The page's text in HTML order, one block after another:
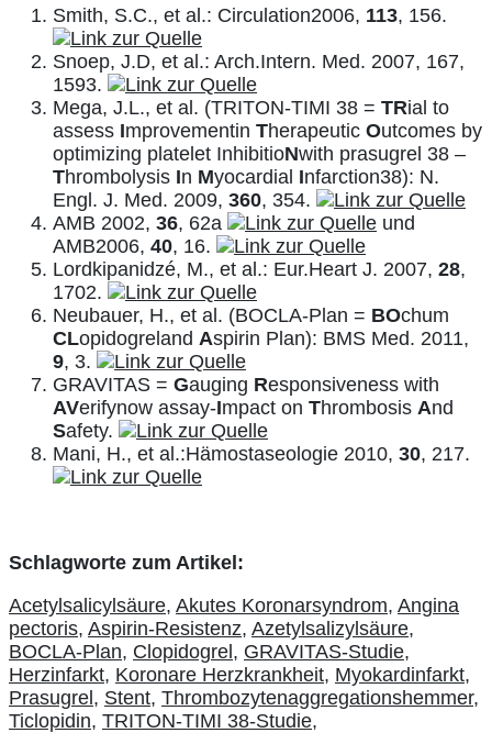
Smith, S.C., et al.: Circulation2006, 113, 156.
Snoep, J.D, et al.: Arch.Intern. Med. 2007, 167,
1593.
Mega, J.L., et al. (TRITON-TIMI 38 = TRial to
assess Improvementin Therapeutic Outcomes by
optimizing platelet InhibitioNwith prasugrel 38 –
Thrombolysis In Myocardial Infarction38): N.
Engl. J. Med. 2009, 360, 354.
AMB 2002, 36, 62a
und
AMB2006, 40, 16.
Lordkipanidzé, M., et al.: Eur.Heart J. 2007, 28,
1702.
Neubauer, H., et al. (BOCLA-Plan = BOchum
CLopidogreland Aspirin Plan): BMS Med. 2011,
9, 3.
GRAVITAS = Gauging Responsiveness with
AVerifynow assay-Impact on Thrombosis And
Safety.
Mani, H., et al.:Hämostaseologie 2010, 30, 217.
Schlagworte zum Artikel:
Acetylsalicylsäure, Akutes Koronarsyndrom, Angina
pectoris, Aspirin-Resistenz, Azetylsalizylsäure,
BOCLA-Plan, Clopidogrel, GRAVITAS-Studie,
Herzinfarkt, Koronare Herzkrankheit, Myokardinfarkt,
Prasugrel, Stent, Thrombozytenaggregationshemmer,
Ticlopidin, TRITON-TIMI 38-Studie,